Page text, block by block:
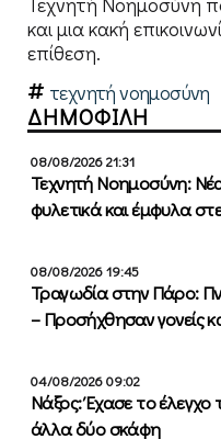
και μια κακή
επίθεση.
τεχνητή νοημοσύνη
ΔΗΜΟΦΙΛΗ
08/08/2026 21:31
Τεχνητή Νοημοσύνη:
φυλετικά και έμφυλα
08/08/2026 19:45
Τραγωδία στην Πάρο:
– Προσήχθησαν γονείς
04/08/2026 09:02
Νάξος: Έχασε το
άλλα δύο σκάφη